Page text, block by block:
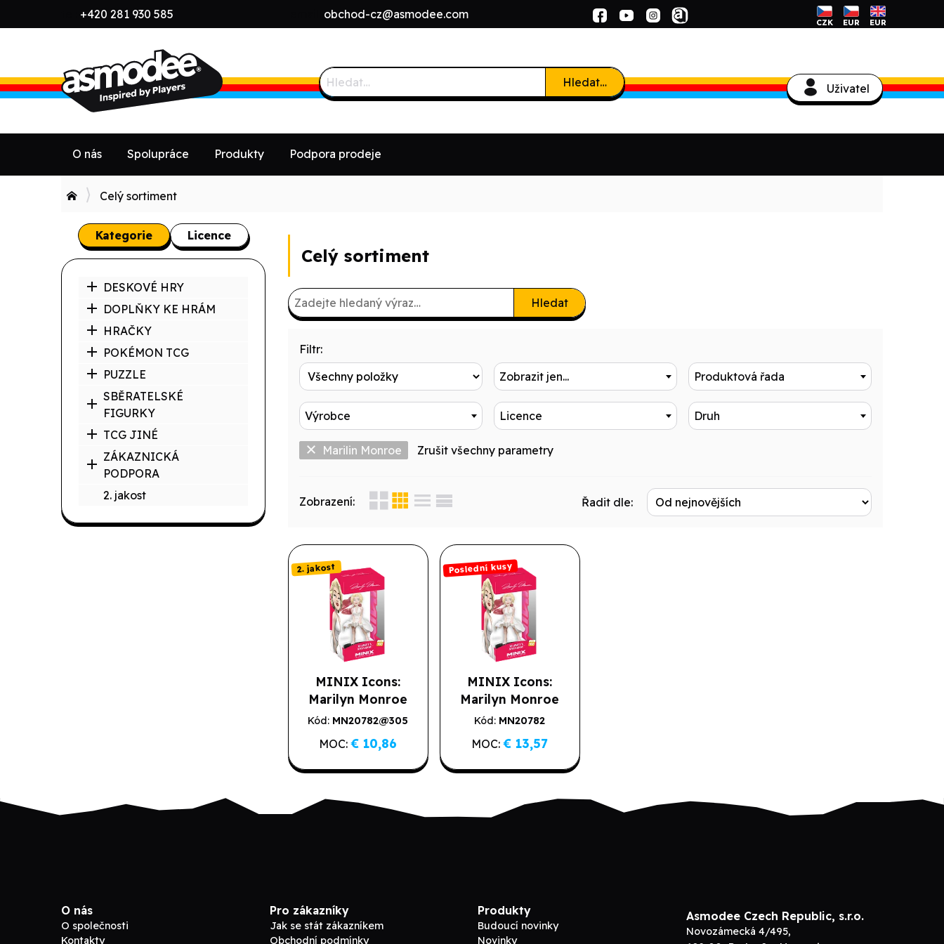
+420 281 930 585 obchod-cz@asmodee.com
CZK EUR EUR
Hledat…
O nás Spolupráce Produkty Podpora prodeje
Uživatel
Celý sortiment
Kategorie Licence
DESKOVÉ HRY
DOPLŇKY KE HRÁM
HRAČKY
POKÉMON TCG
PUZZLE
SBĚRATELSKÉ
FIGURKY
TCG JINÉ
ZÁKAZNICKÁ
PODPORA
2. jakost
Celý sortiment
Hledat
Filtr:
Zobrazit jen...
Produktová řada
Výrobce Licence Druh
Marilin Monroe Zrušit všechny parametry
Zobrazení: Řadit dle:
MINIX Icons:
Marilyn Monroe
(2. jakost)
2. jakost
Kód: MN20782@305
2. jakost
MOC:€ 10,86
MINIX Icons:
Marilyn Monroe
Poslední kusy
Kód: MN20782
Poslední kusy
MOC:€ 13,57
O nás
O společnosti
Kontakty
Pro zákazníky
Jak se stát zákazníkem
Obchodní podmínky
Produkty
Budoucí novinky
Novinky
Asmodee Czech Republic, s.r.o.
Novozámecká 4/495,